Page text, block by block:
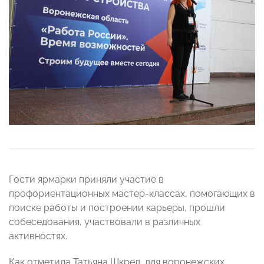
Гости ярмарки приняли участие в
профориентационных мастер-классах, помогающих в
поиске работы и построении карьеры, прошли
собеседования, участвовали в различных
активностях.